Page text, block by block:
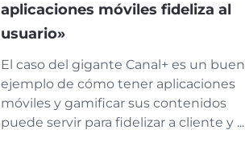
aplicaciones móviles fideliza al
usuario»
El caso del gigante Canal+ es un buen
ejemplo de cómo tener aplicaciones
móviles y gamificar sus contenidos
puede servir para fidelizar a cliente y ...